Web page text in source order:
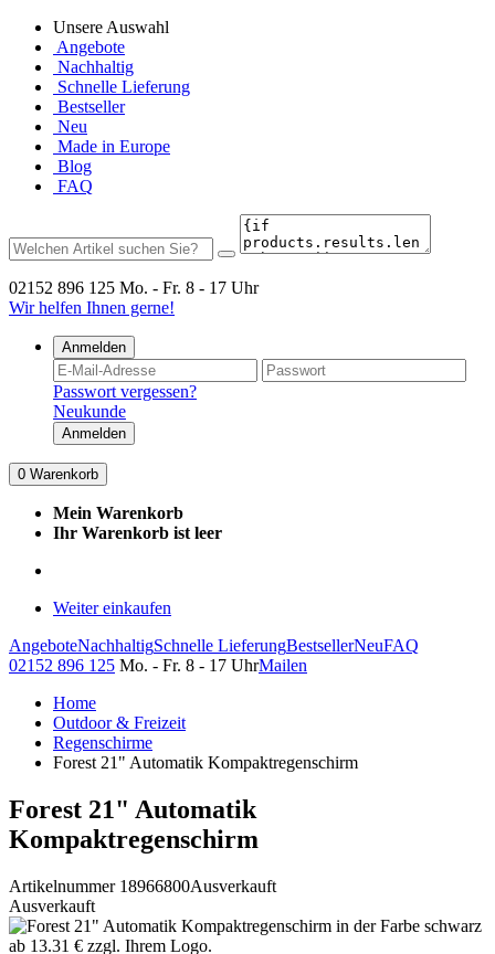
Unsere Auswahl
Angebote
Nachhaltig
Schnelle Lieferung
Bestseller
Neu
Made in Europe
Blog
FAQ
02152 896 125 Mo. - Fr. 8 - 17 Uhr
Wir helfen Ihnen gerne!
Anmelden
Passwort vergessen?
Neukunde
Anmelden
0 Warenkorb
Mein Warenkorb
Ihr Warenkorb ist leer
Weiter einkaufen
AngeboteNachhaltigSchnelle LieferungBestsellerNeuFAQ
02152 896 125 Mo. - Fr. 8 - 17 UhrMailen
Home
Outdoor & Freizeit
Regenschirme
Forest 21" Automatik Kompaktregenschirm
Forest 21" Automatik
Kompaktregenschirm
Artikelnummer 18966800Ausverkauft
Ausverkauft